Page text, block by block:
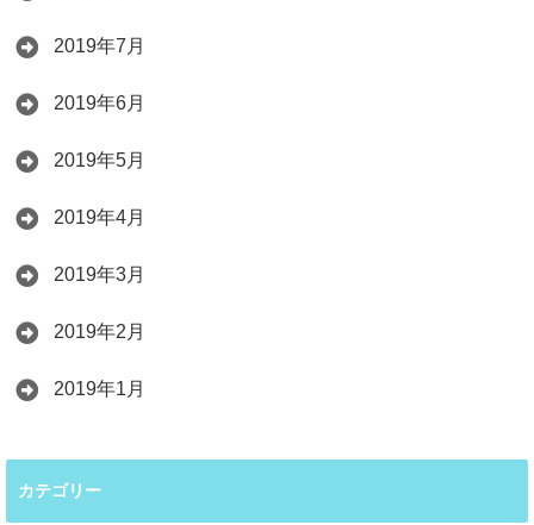
2019年7月
2019年6月
2019年5月
2019年4月
2019年3月
2019年2月
2019年1月
カテゴリー